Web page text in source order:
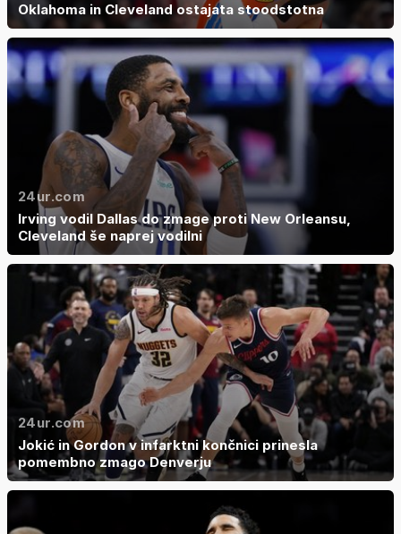
Oklahoma in Cleveland ostajata stoodstotna
24ur.com
Irving vodil Dallas do zmage proti New Orleansu,
Cleveland še naprej vodilni
24ur.com
Jokić in Gordon v infarktni končnici prinesla
pomembno zmago Denverju